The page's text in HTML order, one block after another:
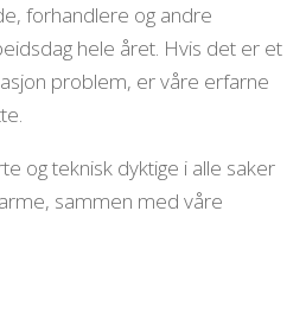
forhandlere og andre
hele året. Hvis det er et
problem, er våre erfarne
og teknisk dyktige i alle saker
sammen med våre